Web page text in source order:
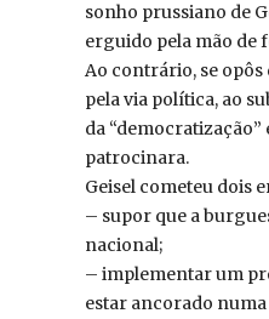
sonho prussiano de
erguido pela mão de
Ao contrário, se opôs
pela via política, ao
da
patrocinara.
Geisel cometeu dois
– supor que a
nacional;
– implementar um
estar ancorado